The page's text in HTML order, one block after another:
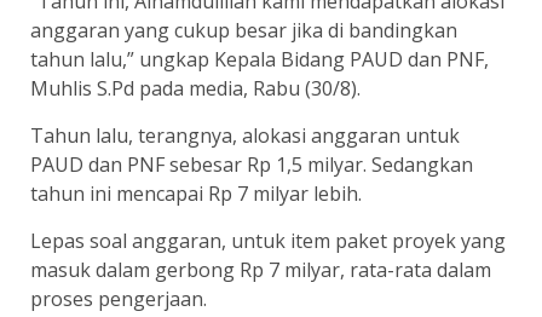
anggaran yang cukup besar jika di bandingkan
tahun lalu,” ungkap Kepala Bidang PAUD dan PNF,
Muhlis S.Pd pada media, Rabu (30/8).
Tahun lalu, terangnya, alokasi anggaran untuk
PAUD dan PNF sebesar Rp 1,5 milyar. Sedangkan
tahun ini mencapai Rp 7 milyar lebih.
Lepas soal anggaran, untuk item paket proyek yang
masuk dalam gerbong Rp 7 milyar, rata-rata dalam
proses pengerjaan.